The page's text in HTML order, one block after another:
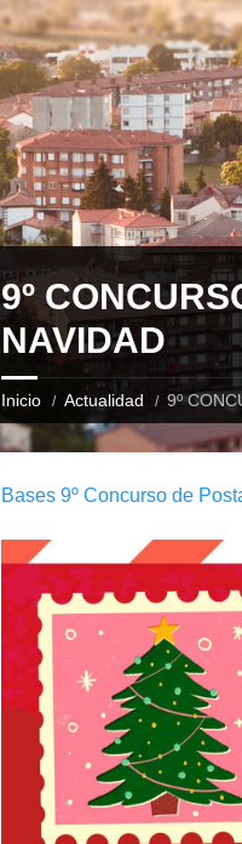
9º
NAVIDAD
Inicio Actualidad 9º
Bases 9º Concurso de